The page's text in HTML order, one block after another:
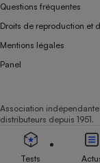
Questions fréquentes
Droits de reproduction et
Mentions légales
Panel
Association
distributeurs depuis 1951.
Tests